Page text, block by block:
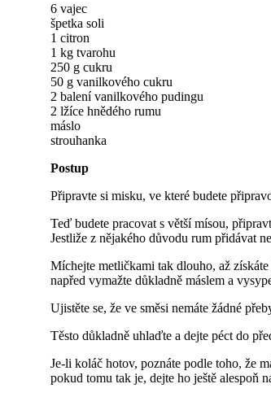
6 vajec
špetka soli
1 citron
1 kg tvarohu
250 g cukru
50 g vanilkového cukru
2 balení vanilkového pudingu
2 lžíce hnědého rumu
máslo
strouhanka
Postup
Připravte si misku, ve které budete
Teď budete pracovat s větší mísou,
Jestliže z nějakého důvodu rum přidávat
Míchejte metličkami tak dlouho, až
napřed vymažte důkladně máslem a
Ujistěte se, že ve směsi nemáte žádné
Těsto důkladně uhlaďte a dejte péct do
Je-li koláč hotov, poznáte podle toho, že
pokud tomu tak je, dejte ho ještě alespoň